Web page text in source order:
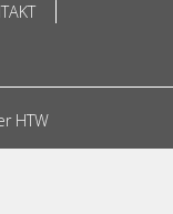
HTW